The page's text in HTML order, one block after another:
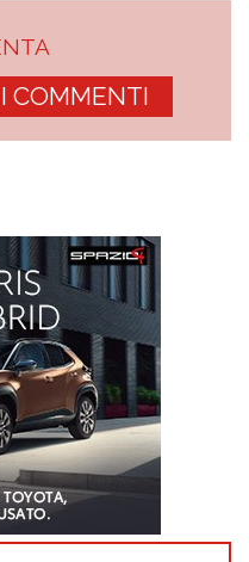
COMMENTI